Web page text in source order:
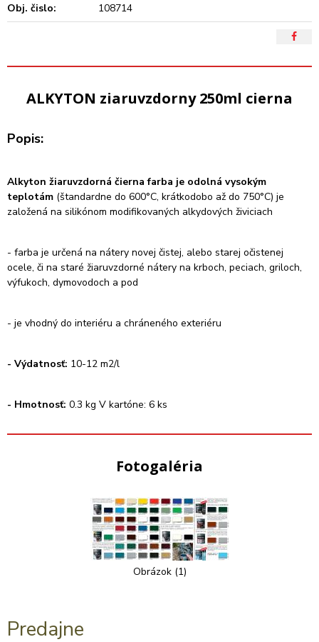
Obj. čislo: 108714
ALKYTON ziaruvzdorny 250ml cierna
Popis:
Alkyton žiaruvzdorná čierna farba je odolná vysokým
teplotám (štandardne do 600°C, krátkodobo až do 750°C) je
založená na silikónom modifikovaných alkydových živiciach
- farba je určená na nátery novej čistej, alebo starej očistenej
ocele, či na staré žiaruvzdorné nátery na krboch, peciach, griloch,
výfukoch, dymovodoch a pod
- je vhodný do interiéru a chráneného exteriéru
- Výdatnosť: 10-12 m2/l
- Hmotnosť: 0.3 kg V kartóne: 6 ks
Fotogaléria
Obrázok (1)
Predajne